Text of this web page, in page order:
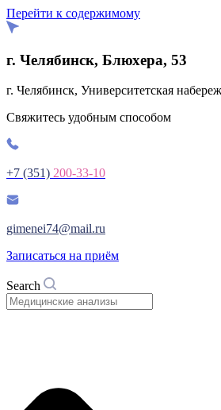
Перейти к содержимому
г. Челябинск, Блюхера, 53
г. Челябинск, Университетская
Свяжитесь удобным способом
+7 (351) 200-33-10
gimenei74@mail.ru
Записаться на приём
Search